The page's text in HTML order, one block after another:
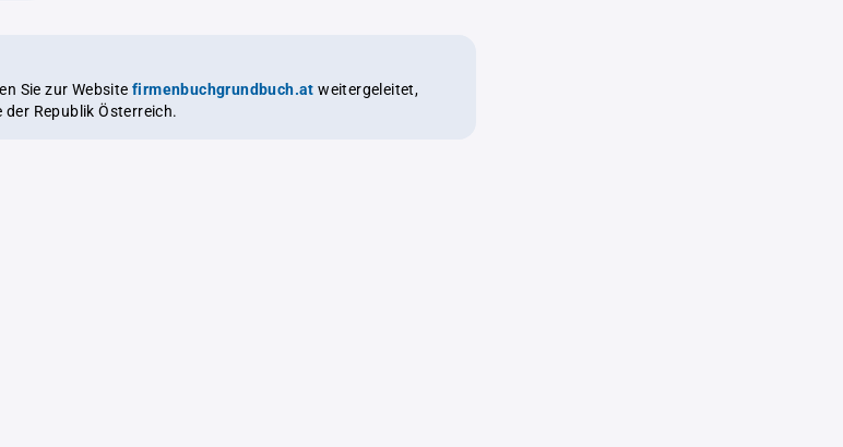
Sie zur Website firmenbuchgrundbuch.at weitergeleitet,
Republik Österreich.